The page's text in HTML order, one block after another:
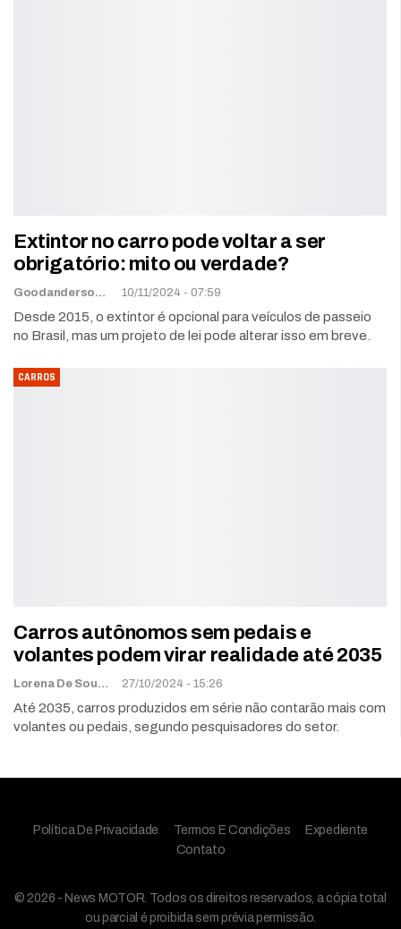
Extintor no carro pode voltar a ser
obrigatório: mito ou verdade?
Goodanderson Gomes 10/11/2024 - 07:59
Desde 2015, o extintor é opcional para veículos de passeio
no Brasil, mas um projeto de lei pode alterar isso em breve.
CARROS
Carros autônomos sem pedais e
volantes podem virar realidade até 2035
Lorena De Sousa 27/10/2024 - 15:26
Até 2035, carros produzidos em série não contarão mais com
volantes ou pedais, segundo pesquisadores do setor.
Política De Privacidade Termos E Condições
Expediente
Contato
© 2026 - News MOTOR. Todos os direitos reservados, a cópia total
ou parcial é proibida sem prévia permissão.